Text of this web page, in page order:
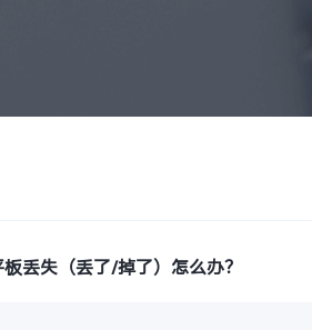
丢失（丢了/掉了）怎么办？